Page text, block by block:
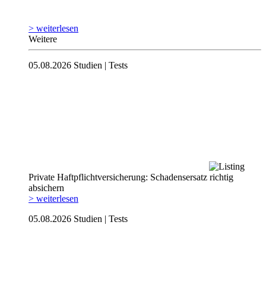
> weiterlesen
Weitere
05.08.2026 Studien | Tests
Private Haftpflicht­versicherung: Schadensersatz richtig
absichern
> weiterlesen
05.08.2026 Studien | Tests